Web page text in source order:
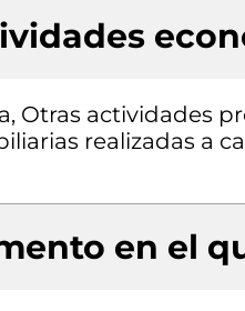
Otras actividades
realizadas a
en el